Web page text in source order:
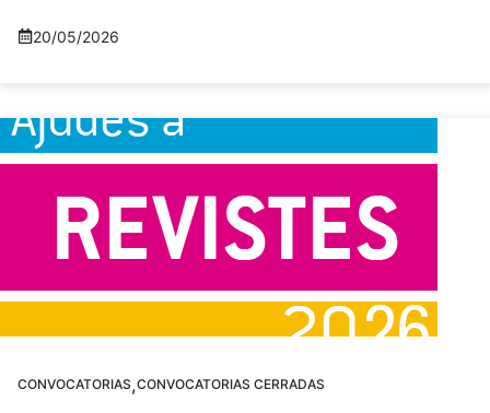
20/05/2026
CONVOCATORIAS,CONVOCATORIAS CERRADAS